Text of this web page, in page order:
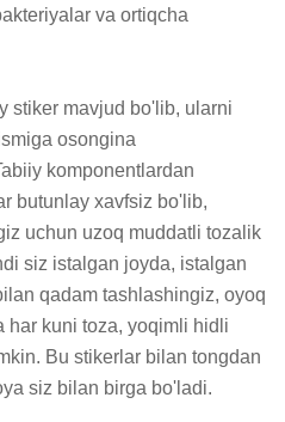
va ortiqcha
stiker mavjud bo'lib, ularni
osongina
komponentlardan
butunlay xavfsiz bo'lib,
uchun uzoq muddatli tozalik
siz istalgan joyda, istalgan
qadam tashlashingiz, oyoq
har kuni toza, yoqimli hidli
Bu stikerlar bilan tongdan
siz bilan birga bo'ladi.